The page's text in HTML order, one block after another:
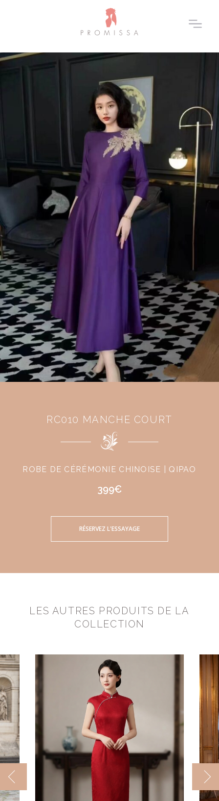
RC010 MANCHE COURT
ROBE DE CÉRÉMONIE CHINOISE | QIPAO
399€
RÉSERVEZ L'ESSAYAGE
LES AUTRES PRODUITS DE LA
COLLECTION